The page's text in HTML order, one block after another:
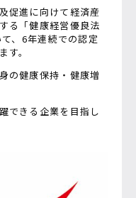
促進に向けて経済産
る「健康経営優良法
、6年連続での認定
す。
の健康保持・健康増
できる企業を目指し